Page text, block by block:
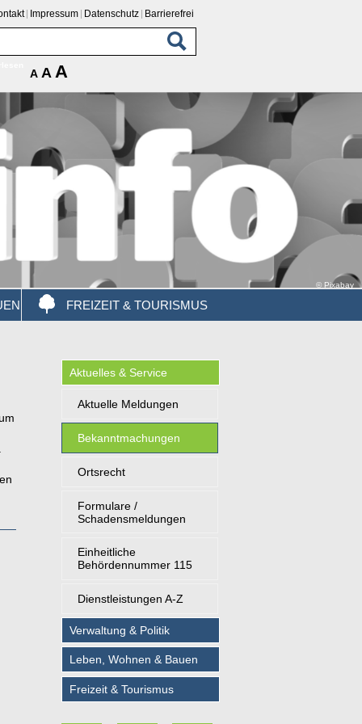
Impressum Datenschutz Barrierefrei
A A A
© Pixabay
FREIZEIT & TOURISMUS
Aktuelles & Service
Aktuelle Meldungen
Bekanntmachungen
Ortsrecht
Formulare /
Schadensmeldungen
Einheitliche
Behördennummer 115
Dienstleistungen A-Z
Verwaltung & Politik
Leben, Wohnen & Bauen
Freizeit & Tourismus